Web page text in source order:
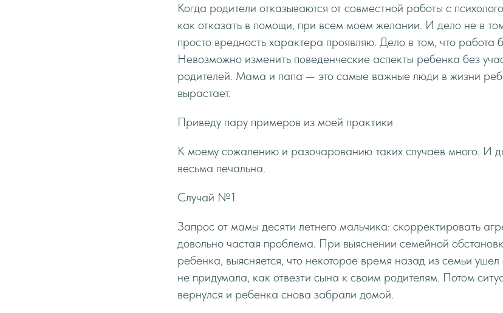
Когда родители отказываются от совместной работы с
как отказать в помощи, при всем моем желании. И дело не в
просто вредность характера проявляю. Дело в том, что работа
Невозможно изменить поведенческие аспекты ребенка без
родителей. Мама и папа — это самые важные люди в жизни
вырастает.
Приведу пару примеров из моей практики
К моему сожалению и разочарованию таких случаев много. И
весьма печальна.
Случай №1
Запрос от мамы десяти летнего мальчика: скорректировать
довольно частая проблема. При выяснении семейной
ребенка, выясняется, что некоторое время назад из семьи
не придумала, как отвезти сына к своим родителям. Потом
вернулся и ребенка снова забрали домой.